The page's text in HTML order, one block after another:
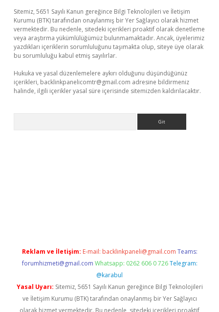
Sitemiz, 5651 Sayılı Kanun gereğince Bilgi Teknolojileri ve İletişim
Kurumu (BTK) tarafından onaylanmış bir Yer Sağlayıcı olarak hizmet
vermektedir. Bu nedenle, sitedeki içerikleri proaktif olarak denetleme
veya araştırma yükümlülüğümüz bulunmamaktadır. Ancak, üyelerimiz
yazdıkları içeriklerin sorumluluğunu taşımakta olup, siteye üye olarak
bu sorumluluğu kabul etmiş sayılırlar.
Hukuka ve yasal düzenlemelere aykırı olduğunu düşündüğünüz
içerikleri, backlinkpanelicomtr@gmail.com adresine bildirmeniz
halinde, ilgili içerikler yasal süre içerisinde sitemizden kaldırılacaktır.
Reklam ve İletişim: E-mail: backlinkpaneli@gmail.com Teams:
forumhizmeti@gmail.com Whatsapp: 0262 606 0 726 Telegram:
@karabul
Yasal Uyarı: Sitemiz, 5651 Sayılı Kanun gereğince Bilgi Teknolojileri
ve İletişim Kurumu (BTK) tarafından onaylanmış bir Yer Sağlayıcı
olarak hizmet vermektedir. Bu nedenle, sitedeki içerikleri proaktif